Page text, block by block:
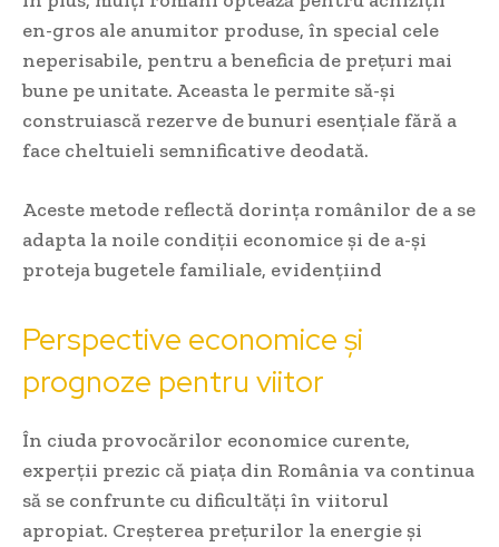
en-gros ale anumitor produse, în special cele
neperisabile, pentru a beneficia de prețuri mai
bune pe unitate. Aceasta le permite să-și
construiască rezerve de bunuri esențiale fără a
face cheltuieli semnificative deodată.
Aceste metode reflectă dorința românilor de a se
adapta la noile condiții economice și de a-și
proteja bugetele familiale, evidențiind
Perspective economice și
prognoze pentru viitor
În ciuda provocărilor economice curente,
experții prezic că piața din România va continua
să se confrunte cu dificultăți în viitorul
apropiat. Creșterea prețurilor la energie și